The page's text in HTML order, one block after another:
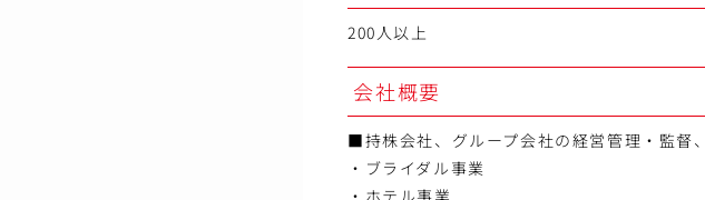
200人以上
会社概要
■持株会社、グループ会社の経営管理・監督
・ブライダル事業
・ホテル事業